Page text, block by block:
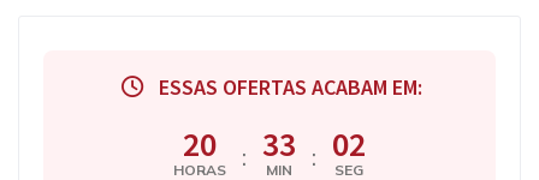
ESSAS OFERTAS ACABAM EM:
20
HORAS : 33
MIN : 01
SEG